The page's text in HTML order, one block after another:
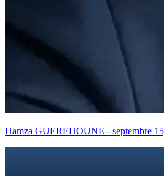
Hamza GUEREHOUNE - septembre